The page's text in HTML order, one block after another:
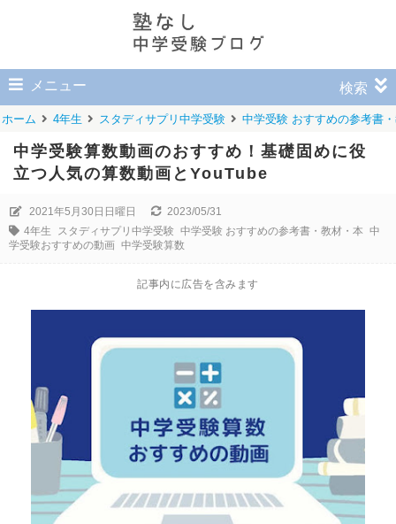
メニュー 検索
ホーム 4年生 スタディサプリ中学受験 中学受験 おすすめの参考書
中学受験算数動画のおすすめ！基礎固めに役
立つ人気の算数動画とYouTube
2021年5月30日日曜日
2023/05/31
4年生
スタディサプリ中学受験 中学受験 おすすめの参考書・教材・本 中
学受験おすすめの動画 中学受験算数
記事内に広告を含みます